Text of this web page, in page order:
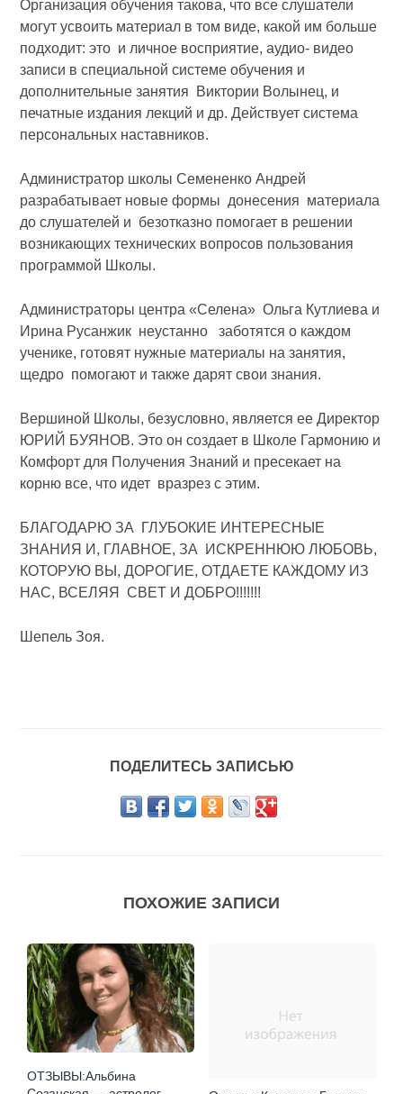
Организация обучения такова, что все слушатели
могут усвоить материал в том виде, какой им больше
подходит: это и личное восприятие, аудио- видео
записи в специальной системе обучения и
дополнительные занятия Виктории Волынец, и
печатные издания лекций и др. Действует система
персональных наставников.
Администратор школы Семененко Андрей
разрабатывает новые формы донесения материала
до слушателей и безотказно помогает в решении
возникающих технических вопросов пользования
программой Школы.
Администраторы центра «Селена» Ольга Кутлиева и
Ирина Русанжик неустанно заботятся о каждом
ученике, готовят нужные материалы на занятия,
щедро помогают и также дарят свои знания.
Вершиной Школы, безусловно, является ее Директор
ЮРИЙ БУЯНОВ. Это он создает в Школе Гармонию и
Комфорт для Получения Знаний и пресекает на
корню все, что идет вразрез с этим.
БЛАГОДАРЮ ЗА ГЛУБОКИЕ ИНТЕРЕСНЫЕ
ЗНАНИЯ И, ГЛАВНОЕ, ЗА ИСКРЕННЮЮ ЛЮБОВЬ,
КОТОРУЮ ВЫ, ДОРОГИЕ, ОТДАЕТЕ КАЖДОМУ ИЗ
НАС, ВСЕЛЯЯ СВЕТ И ДОБРО!!!!!!!
Шепель Зоя.
ПОДЕЛИТЕСЬ ЗАПИСЬЮ
ПОХОЖИЕ ЗАПИСИ
ОТЗЫВЫ:Альбина